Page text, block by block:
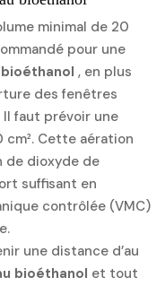
minimal de 20
pour une
, en plus
des fenêtres
faut prévoir une
cm². Cette aération
de dioxyde de
suffisant en
contrôlée (VMC)
une distance d’au
bioéthanol et tout